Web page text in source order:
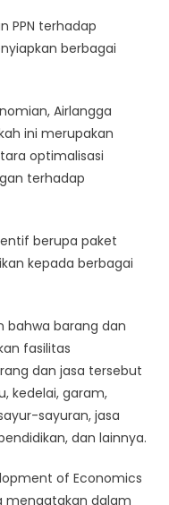
PPN terhadap
berbagai
Airlangga
ini merupakan
optimalisasi
terhadap
berupa paket
kepada berbagai
bahwa barang dan
fasilitas
dan jasa tersebut
kedelai, garam,
sayuran, jasa
dan lainnya.
of Economics
mengatakan dalam